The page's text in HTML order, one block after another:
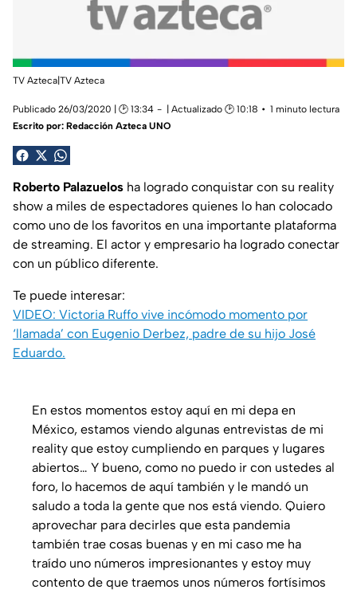
TV Azteca|TV Azteca
Publicado 26/03/2020 | 🕑 13:34 | Actualizado 🕑 10:18
1 minuto lectura
Escrito por: Redacción Azteca UNO
Roberto Palazuelos ha logrado conquistar con su reality
show a miles de espectadores quienes lo han colocado
como uno de los favoritos en una importante plataforma
de streaming. El actor y empresario ha logrado conectar
con un público diferente.
Te puede interesar:
VIDEO: Victoria Ruffo vive incómodo momento por
‘llamada’ con Eugenio Derbez, padre de su hijo José
Eduardo.
En estos momentos estoy aquí en mi depa en
México, estamos viendo algunas entrevistas de mi
reality que estoy cumpliendo en parques y lugares
abiertos… Y bueno, como no puedo ir con ustedes al
foro, lo hacemos de aquí también y le mandó un
saludo a toda la gente que nos está viendo. Quiero
aprovechar para decirles que esta pandemia
también trae cosas buenas y en mi caso me ha
traído uno números impresionantes y estoy muy
contento de que traemos unos números fortísimos